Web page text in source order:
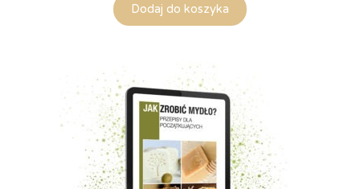
5.00na
5 na
klientów
Dodaj do koszyka